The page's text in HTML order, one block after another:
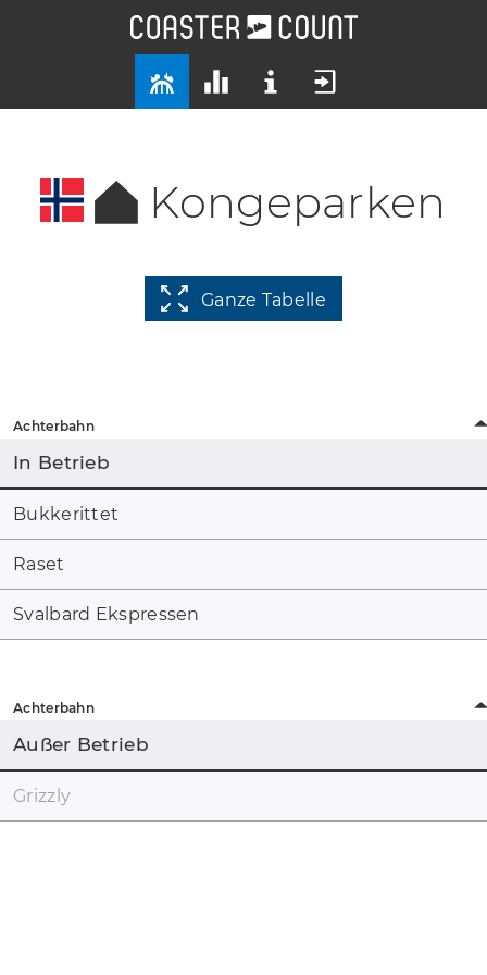
Kongeparken
Ganze Tabelle
Achterbahn
In Betrieb
Bukkerittet
Raset
Svalbard Ekspressen
Achterbahn
Außer Betrieb
Grizzly